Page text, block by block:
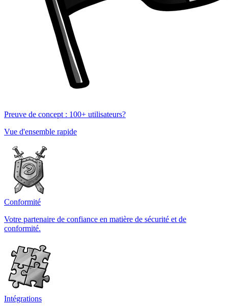
Preuve de concept : 100+ utilisateurs?
Vue d'ensemble rapide
Conformité
Votre partenaire de confiance en matière de sécurité et de
conformité.
Intégrations